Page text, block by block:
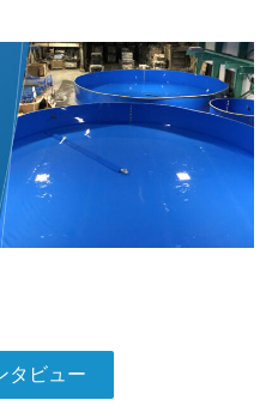
タビュー